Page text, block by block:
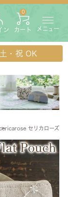
ン カート
0
メニュー
土・祝 OK
セリカローズ フ